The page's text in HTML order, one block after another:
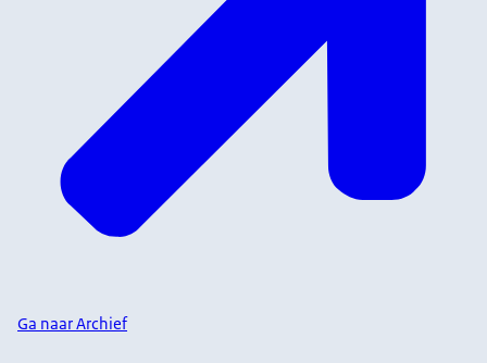
Ga naar Archief